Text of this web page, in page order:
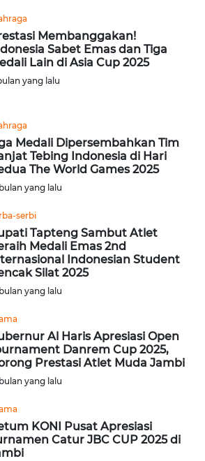
Membanggakan!
Sabet Emas dan Tiga
Lain di Asia Cup 2025
yang lalu
Medali Dipersembahkan Tim
Tebing Indonesia di Hari
The World Games 2025
yang lalu
serbi
Tapteng Sambut Atlet
Medali Emas 2nd
Indonesian Student
Silat 2025
yang lalu
Al Haris Apresiasi Open
Danrem Cup 2025,
Prestasi Atlet Muda Jambi
yang lalu
KONI Pusat Apresiasi
Catur JBC CUP 2025 di